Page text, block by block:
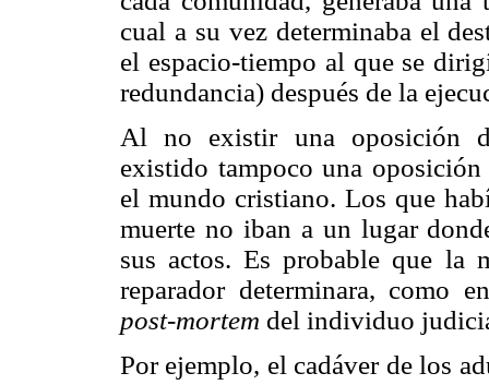
cual a su vez determinaba el
el espacio-tiempo al que se
redundancia) después de la
Al no existir una oposición
existido tampoco una
el mundo cristiano. Los que
muerte no iban a un lugar
sus actos. Es probable que la
reparador determinara, como
post-mortem del individuo
Por ejemplo, el cadáver de los